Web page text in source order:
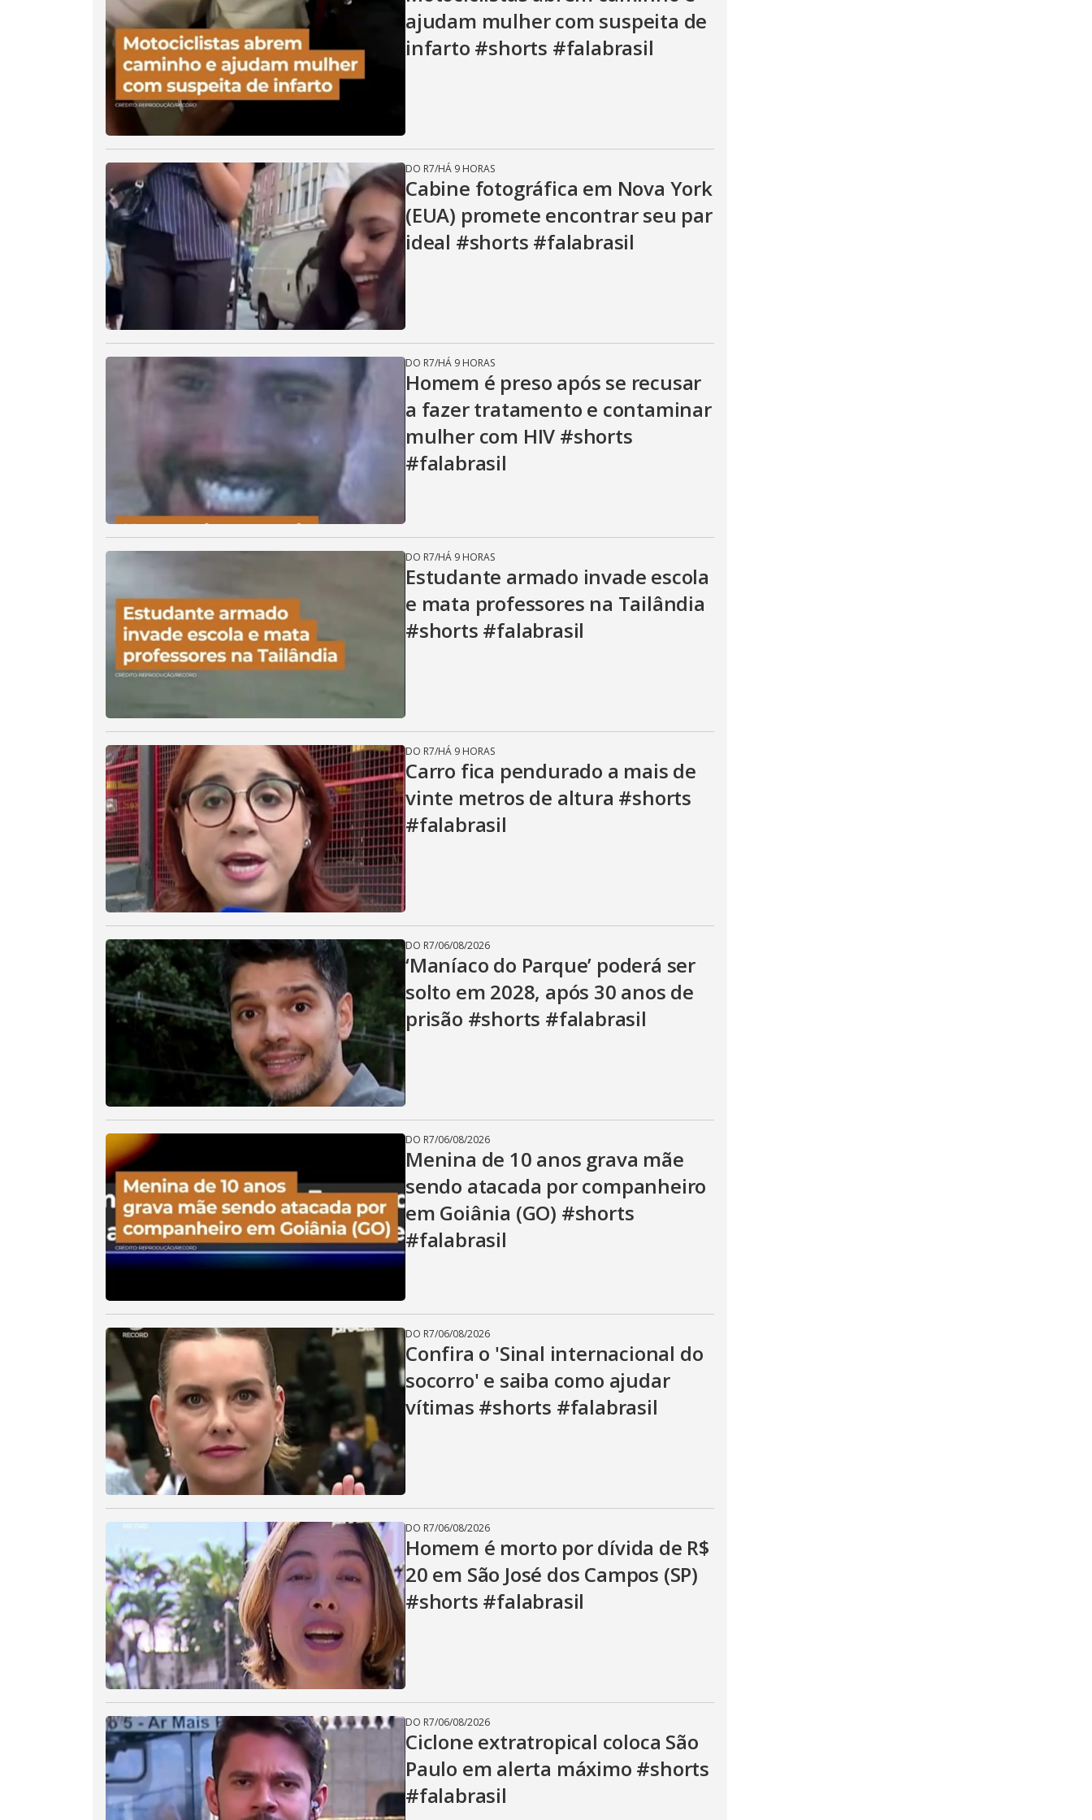
d
e
o
ajudam mulher com suspeita de
infarto #shorts #falabrasil
DO R7/HÁ 9 HORAS
Cabine fotográfica em Nova York
(EUA) promete encontrar seu par
ideal #shorts #falabrasil
DO R7/HÁ 9 HORAS
Homem é preso após se recusar
a fazer tratamento e contaminar
mulher com HIV #shorts
#falabrasil
DO R7/HÁ 9 HORAS
Estudante armado invade escola
e mata professores na Tailândia
#shorts #falabrasil
DO R7/HÁ 9 HORAS
Carro fica pendurado a mais de
vinte metros de altura #shorts
#falabrasil
DO R7/06/08/2026
‘Maníaco do Parque’ poderá ser
solto em 2028, após 30 anos de
prisão #shorts #falabrasil
DO R7/06/08/2026
Menina de 10 anos grava mãe
sendo atacada por companheiro
em Goiânia (GO) #shorts
#falabrasil
DO R7/06/08/2026
Confira o 'Sinal internacional do
socorro' e saiba como ajudar
vítimas #shorts #falabrasil
DO R7/06/08/2026
Homem é morto por dívida de R$
20 em São José dos Campos (SP)
#shorts #falabrasil
DO R7/06/08/2026
Ciclone extratropical coloca São
Paulo em alerta máximo #shorts
#falabrasil